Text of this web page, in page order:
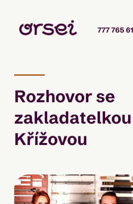
777 765
Rozhovor se
Křížovou